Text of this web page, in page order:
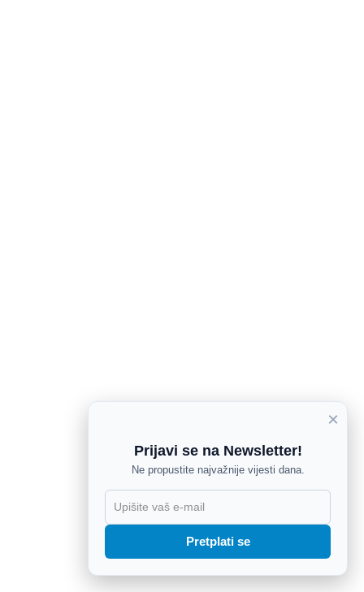
×
Prijavi se na Newsletter!
Ne propustite najvažnije vijesti dana.
Pretplati se